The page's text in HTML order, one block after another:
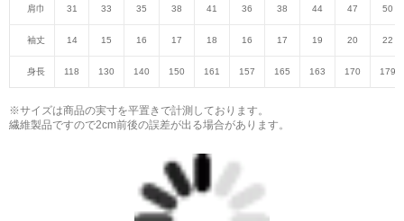
肩巾 31 33 35 38 41 36 38 44 47 50
袖丈 14 15 16 17 18 16 17 19 20 22
身長 118 130 140 150 161 157 165 163 170 179
※サイズは商品の実寸を平置きで計測しております。
繊維製品ですので2cm前後の誤差が出る場合があります。